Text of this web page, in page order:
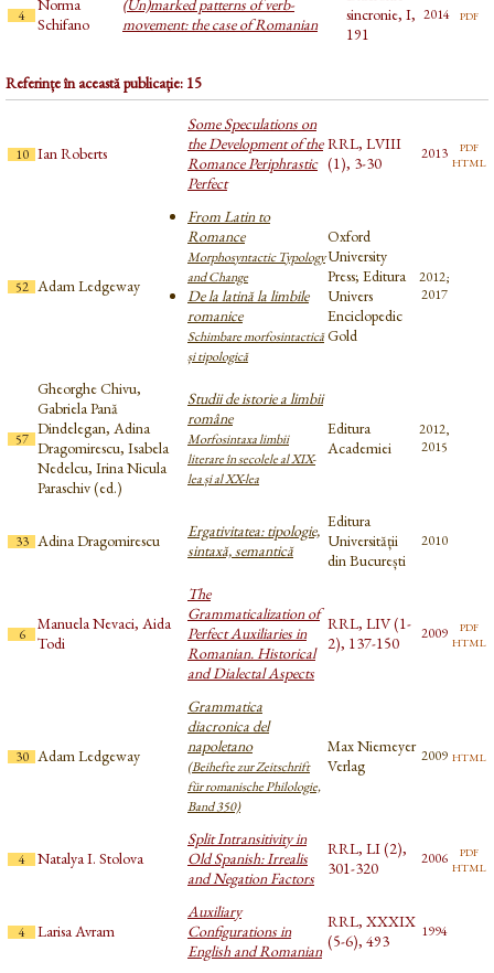
4
Norma
Schifano
(Un)marked patterns of verb-
movement: the case of Romanian
sincronie, I,
191
2014 pdf
Referințe în această publicație: 15
10 Ian Roberts
Some Speculations on
the Development of the
Romance Periphrastic
Perfect
RRL, LVIII
(1), 3-30
2013 pdf
html
52 Adam Ledgeway
From Latin to
Romance
Morphosyntactic Typology
and Change
De la latină la limbile
romanice
Schimbare morfosintactică
și tipologică
Oxford
University
Press; Editura
Univers
Enciclopedic
Gold
2012;
2017
57
Gheorghe Chivu,
Gabriela Pană
Dindelegan, Adina
Dragomirescu, Isabela
Nedelcu, Irina Nicula
Paraschiv (ed.)
Studii de istorie a limbii
române
Morfosintaxa limbii
literare în secolele al XIX-
lea și al XX-lea
Editura
Academiei
2012,
2015
33 Adina Dragomirescu
Ergativitatea: tipologie,
sintaxă, semantică
Editura
Universității
din București
2010
6
Manuela Nevaci, Aida
Todi
The
Grammaticalization of
Perfect Auxiliaries in
Romanian. Historical
and Dialectal Aspects
RRL, LIV (1-
2), 137-150
2009 pdf
html
30 Adam Ledgeway
Grammatica
diacronica del
napoletano
(Beihefte zur Zeitschrift
für romanische Philologie,
Band 350)
Max Niemeyer
Verlag
2009 html
4 Natalya I. Stolova
Split Intransitivity in
Old Spanish: Irrealis
and Negation Factors
RRL, LI (2),
301-320
2006 pdf
html
4 Larisa Avram
Auxiliary
Configurations in
English and Romanian
RRL, XXXIX
(5-6), 493
1994